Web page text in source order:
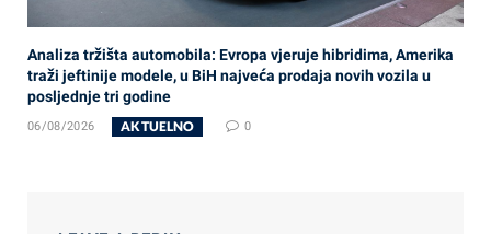
Analiza tržišta automobila: Evropa vjeruje hibridima, Amerika
traži jeftinije modele, u BiH najveća prodaja novih vozila u
posljednje tri godine
06/08/2026 AKTUELNO 0